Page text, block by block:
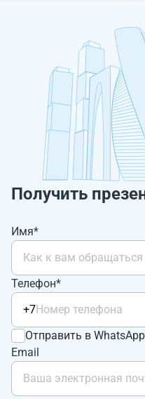
Получить
Имя*
Телефон*
+7
Отправить в WhatsApp
Email